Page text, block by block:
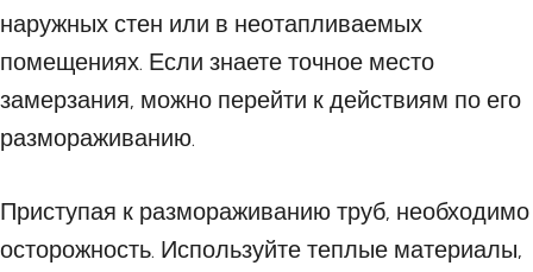
наружных стен или в неотапливаемых
помещениях. Если знаете точное место
замерзания, можно перейти к действиям по его
размораживанию.
Приступая к размораживанию труб, необходимо
осторожность. Используйте теплые материалы,